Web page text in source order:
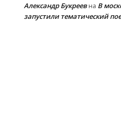
Александр Букреевна В
запустили тематический